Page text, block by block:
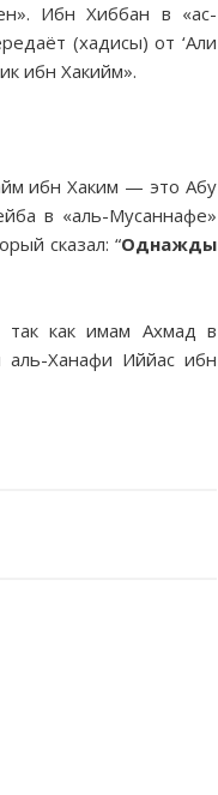
Ибн Хиббан в «ас-
(хадисы) от ‘Али
ибн Хакийм».
ибн Хаким — это Абу
в «аль-Мусаннафе»
сказал: “Однажды
так как имам Ахмад в
аль-Ханафи Иййас ибн